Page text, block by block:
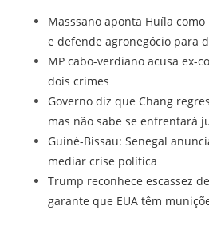
Masssano aponta Huíla
e defende agronegócio para
MP cabo-verdiano acusa ex-
dois crimes
Governo diz que Chang
mas não sabe se enfrentará
Guiné-Bissau: Senegal
mediar crise política
Trump reconhece escassez
garante que EUA têm